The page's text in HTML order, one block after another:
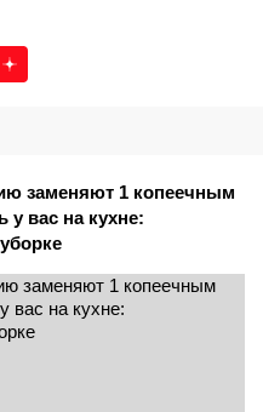
заменяют 1 копеечным
у вас на кухне: